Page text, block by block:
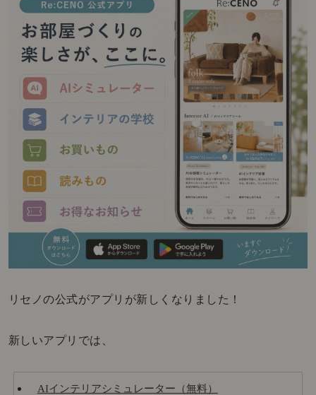
リセノの公式がアプリが新しくなりました！
新しいアプリでは、
AIインテリアシミュレーター（無料）